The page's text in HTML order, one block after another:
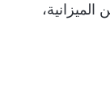
الميزانية،